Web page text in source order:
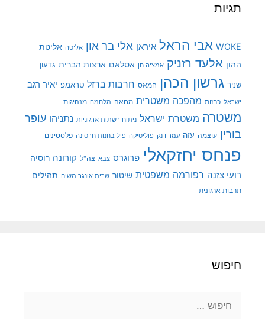
תגיות
WOKE אבי הראל איראן אלי בר און אליטה אליטת
ההון אלעד רזניק אמציה חן אסלאם ארצות הברית גדעון
שניר גרשון הכהן חמאס חרבות ברזל טראמפ יאיר רגב
ישראל כרזות מהפכה משטרית מחאה מלחמה מנהיגות
משטרה משטרת ישראל ניתוח רשתות ארגוניות נתניהו עופר
בורין עוצמה עזה עמר דנק פוליטיקה פיל בחנות חרסינה פלסטינים
פנחס יחזקאלי פרוגרס צבא צה"ל קורונה רוסיה
רועי צזנה רפורמה משפטית שיטור שרית אונגר משיח תהילים
תרבות ארגונית
חיפוש